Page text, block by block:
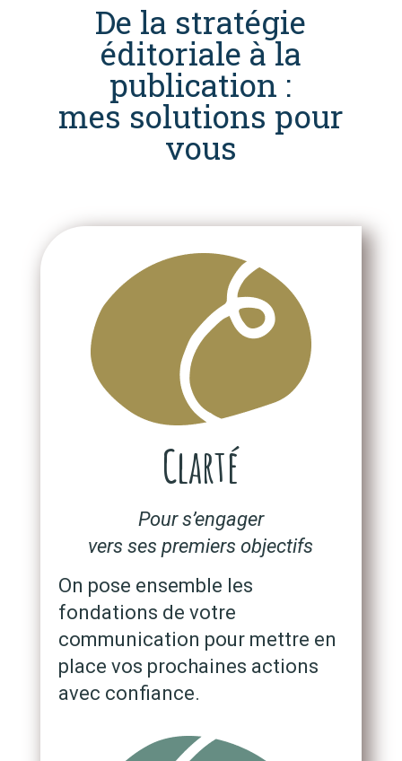
De la stratégie
éditoriale à la
publication :
mes solutions pour
vous
Clarté
Pour s’engager
vers ses premiers objectifs
On pose ensemble les
fondations de votre
communication pour mettre en
place vos prochaines actions
avec confiance.